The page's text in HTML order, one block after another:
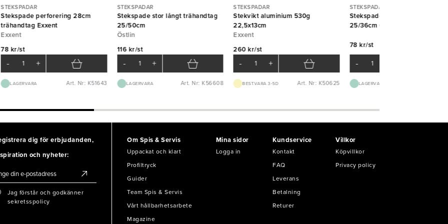
STEKSPADAR
Stekspade perforering 28cm
trähandtag Exxent
Exxent
78 kr/st
- +
LAGERVARA Art. Nr: K51643
STEKSPADAR
Stekspade stor långt trähandtag
25/50cm
Östlin
116 kr/st
- +
LAGERVARA Art. Nr: K56608
STEKSPADAR
Stekvikt aluminium 530g
22,5x13cm
Exxent
260 kr/st
- +
BEST.VARA 3-5D Art. Nr: K50625
STEKSPADAR
Stekspade stor kort trähandtag
25/36cm Östlin
78 kr/st
-
LAGERVARA
dig för erbjudanden,
och nyheter:
Jag förstår och godkänner
sekretsspolicy
Om Spis & Servis
Uppackat och klart
Profiltryck
Guider
Team Spis & Servis
Vårt hållbarhetsarbete
Magazine
Mina sidor
Logga in
Kundservice
Kontakt
FAQ
Leverans
Betalning
Returer
Villkor
Köpvillkor
Privacy policy